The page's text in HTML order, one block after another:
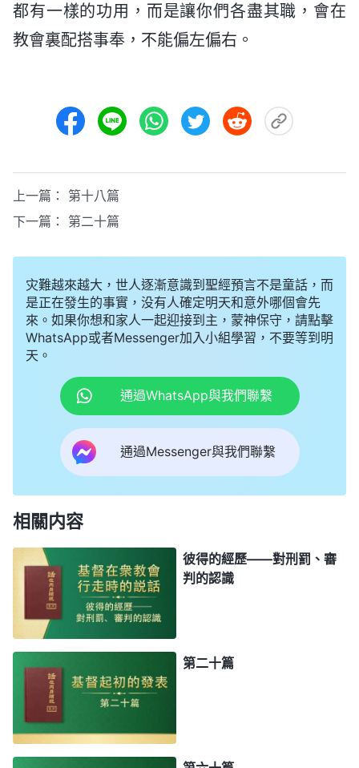
都有一樣的功用，而是讓你們各盡其職，會在
教會裏配搭事奉，不能偏左偏右。
上一篇： 第十八篇
下一篇： 第二十篇
灾難越來越大，世人逐漸意識到聖經預言不是童話，而
是正在發生的事實，没有人確定明天和意外哪個會先
來。如果你想和家人一起迎接到主，蒙神保守，請點擊
WhatsApp或者Messenger加入小組學習，不要等到明
天。
通過WhatsApp與我們聯繫
通過Messenger與我們聯繫
相關内容
彼得的經歷——對刑罰、審
判的認識
第二十篇